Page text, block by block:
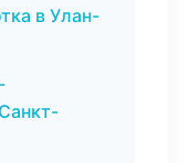
в Улан-